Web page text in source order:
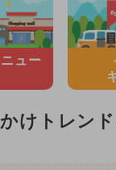
ュー
けトレン